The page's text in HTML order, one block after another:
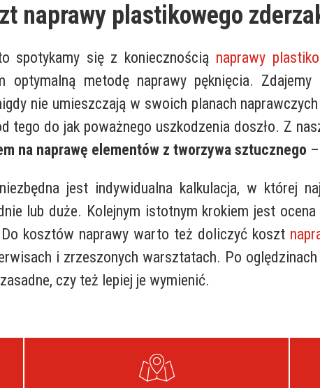
naprawy plastikowego
spotykamy się z koniecznością naprawy
optymalną metodę naprawy pęknięcia.
nie umieszczają w swoich planach
tego do jak poważnego uszkodzenia doszło. Z
na naprawę elementów z tworzywa sztucznego
jest indywidualna kalkulacja, w której
lub duże. Kolejnym istotnym krokiem jest
kosztów naprawy warto też doliczyć koszt
i zrzeszonych warsztatach. Po
czy też lepiej je wymienić.